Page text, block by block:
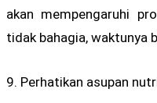
akan mempengaruhi
tidak bahagia, waktunya
9. Perhatikan asupan